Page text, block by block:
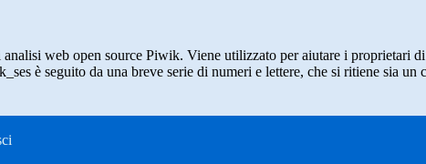
web open source Piwik. Viene utilizzato per aiutare i proprietari
è seguito da una breve serie di numeri e lettere, che si ritiene sia